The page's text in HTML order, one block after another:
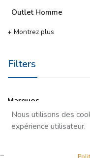
Outlet Homme
+ Montrez plus
Filters
Marques
Supprimer Filtre
Nous utilisons des
expérience utilisateur.